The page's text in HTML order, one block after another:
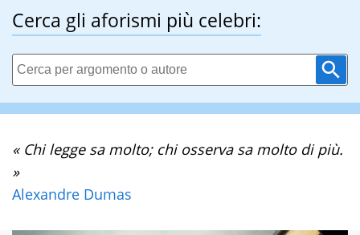
Cerca gli aforismi più celebri:
« Chi legge sa molto; chi osserva sa molto di più.
»
Alexandre Dumas